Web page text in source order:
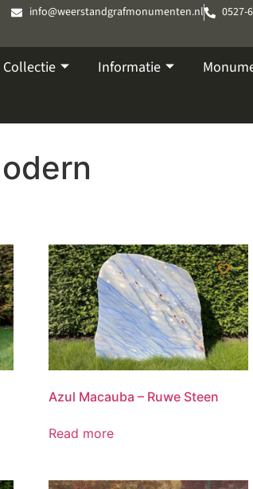
info@weerstandgrafmonumenten.nl 0527-
Collectie Informatie
Azul Macauba – Ruwe Steen
Read more